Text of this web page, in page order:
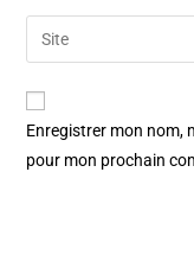
Enregistrer mon nom,
pour mon prochain